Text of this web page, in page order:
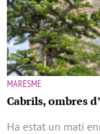
MARESME
Cabrils, ombres
Ha estat un matí